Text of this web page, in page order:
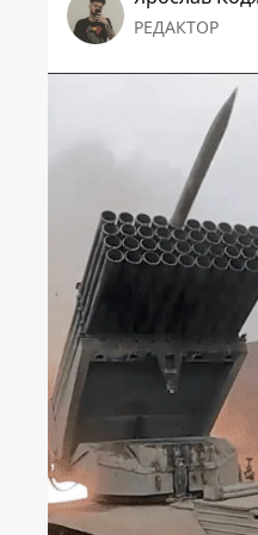
РЕДАКТОР